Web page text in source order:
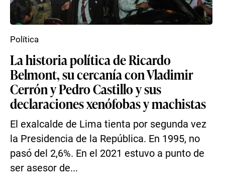
La historia política de Ricardo
Belmont, su cercanía con Vladimir
Cerrón y Pedro Castillo y sus
declaraciones xenófobas y machistas
El exalcalde de Lima tienta por segunda vez
la Presidencia de la República. En 1995, no
pasó del 2,6%. En el 2021 estuvo a punto de
ser asesor de...
Política